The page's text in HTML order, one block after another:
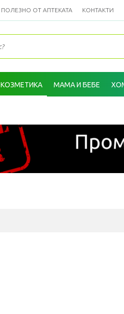
ПОЛЕЗНО ОТ АПТЕКАТА КОНТАКТИ
КОЗМЕТИКА МАМА И БЕБЕ